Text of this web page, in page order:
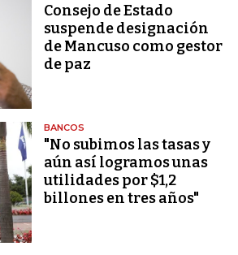
Consejo de Estado
suspende designación
de Mancuso como gestor
de paz
BANCOS
"No subimos las tasas y
aún así logramos unas
utilidades por $1,2
billones en tres años"